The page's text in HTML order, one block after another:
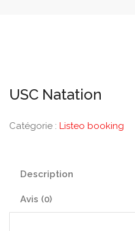
USC Natation
Catégorie : Listeo booking
Description
Avis (0)